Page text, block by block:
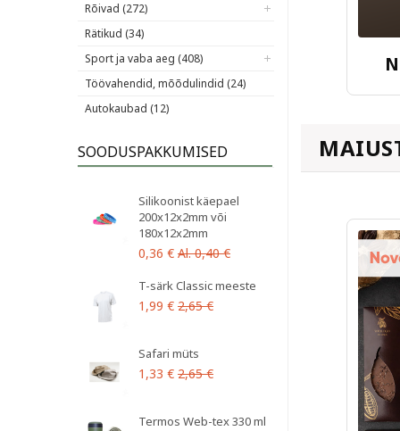
Rõivad (272)
Rätikud (34)
Sport ja vaba aeg (408)
Töövahendid, mõõdulindid (24)
Autokaubad (12)
SOODUSPAKKUMISED
Silikoonist käepael
200x12x2mm või
180x12x2mm
0,36 € Al. 0,40 €
T-särk Classic meeste
1,99 € 2,65 €
Safari müts
1,33 € 2,65 €
Termos Web-tex 330 ml